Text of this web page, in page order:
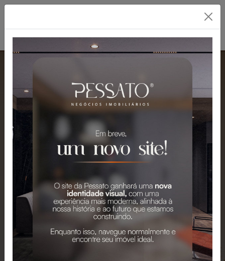
PESSATO: A MELHOR
IMOBILIÁRIA EM
GRAVATAÍ
Mais de 2.300 Imóveis para Venda e
Aluguel em Gravataí e Região.